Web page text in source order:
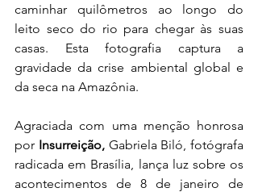
caminhar quilômetros ao longo do
leito seco do rio para chegar às suas
casas. Esta fotografia captura a
gravidade da crise ambiental global e
da seca na Amazônia.
Agraciada com uma menção honrosa
por Insurreição, Gabriela Biló, fotógrafa
radicada em Brasília, lança luz sobre os
acontecimentos de 8 de janeiro de